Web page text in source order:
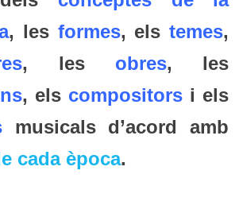
, les formes, elstemes,
, les obres, les
, els compositors i els
musicals d’acord amb
cada època.